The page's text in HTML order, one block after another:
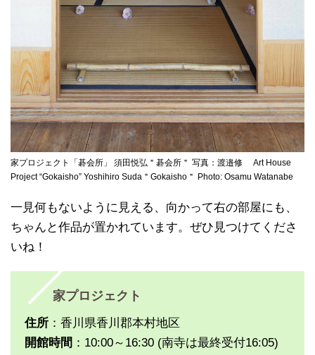
家プロジェクト「碁会所」 須田悦弘＂碁会所＂ 写真：渡邉修 Art House
Project “Gokaisho” Yoshihiro Suda＂Gokaisho＂ Photo: Osamu Watanabe
一見何もないように見える、向かって右の部屋にも、
ちゃんと作品が置かれています。ぜひ見つけてくださ
いね！
家プロジェクト
住所 ：香川県香川郡本村地区
開館時間 ：10:00～16:30 (南寺は最終受付16:05)